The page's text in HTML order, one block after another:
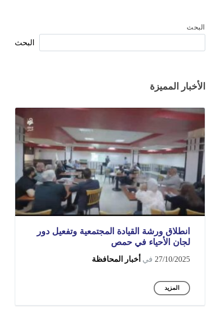
البحث
البحث
الأخبار المميزة
انطلاق ورشة القيادة المجتمعية وتفعيل دور
لجان الأحياء في حمص
27/10/2025 في أخبار المحافظة
المزيد